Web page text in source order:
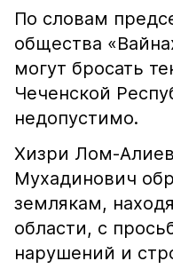
По словам
общества
могут бросать
Чеченской
недопустимо.
Хизри Лом-
Мухадинович
землякам,
области, с
нарушений и